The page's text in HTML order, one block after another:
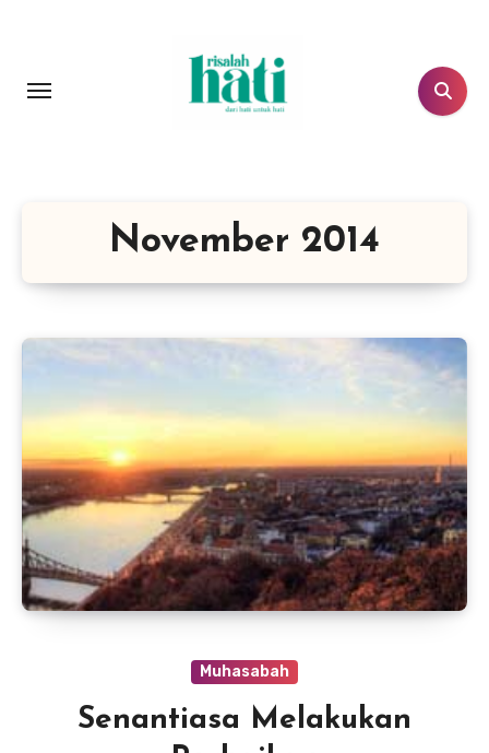
November 2014
Muhasabah
Senantiasa Melakukan